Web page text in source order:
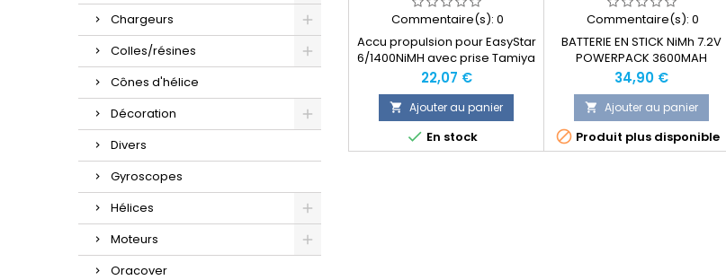
Chargeurs
Colles/résines
Cônes d'hélice
Décoration
Divers
Gyroscopes
Hélices
Moteurs
Oracover
Commentaire(s): 0
Accu propulsion pour EasyStar
6/1400NiMH avec prise Tamiya
ou Multiplex ( à choisir lors de
la commande en option )
Prix
22,07 €
 Ajouter au panier
 En stock
Commentaire(s): 0
BATTERIE EN STICK NiMh 7.2V
POWERPACK 3600MAH
Prix
34,90 €
 Ajouter au panier
 Produit plus disponible